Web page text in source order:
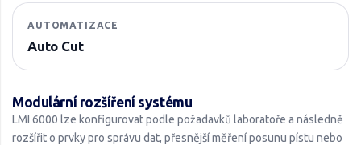
AUTOMATIZACE
Auto Cut
Modulární rozšíření systému
LMI 6000 lze konfigurovat podle požadavků laboratoře a následně
rozšířit o prvky pro správu dat, přesnější měření posunu pístu nebo